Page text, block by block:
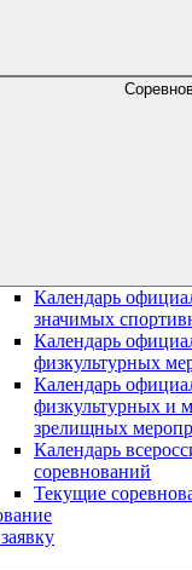
Календарь
значимых
Календарь
физкультурных
Календарь
физкультурных и
зрелищных
Календарь
соревнований
Текущие